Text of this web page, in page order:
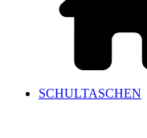
SCHULTASCHEN